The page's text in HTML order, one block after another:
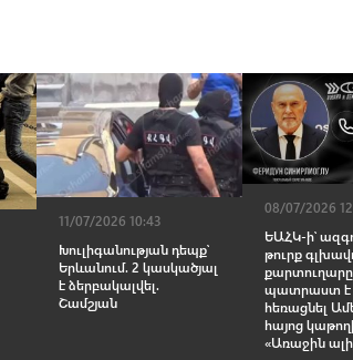
11/07/2026 10:43
Խուլիգանության դեպք՝
Երևանում. 2 կասկածյալ
է ձերբակալվել.
Շամշյան
08/07/2026
ԵԱՀԿ-ի՝
թուրք
քարտուղարը
պատրաստ է
հեռացնել
հայոց
«Առաջին